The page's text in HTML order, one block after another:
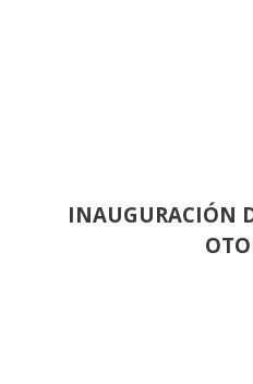
INAUGURACIÓN